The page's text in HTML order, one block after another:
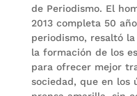
de Periodismo. El
2013 completa 50
periodismo, resaltó
la formación de los
para ofrecer mejor
sociedad, que en los